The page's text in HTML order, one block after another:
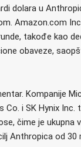
dolara u
Amazon.com
takođe kao
obaveze,
Kompanije
Co. i SK Hynix
čime je ukupna
Anthropica od 30